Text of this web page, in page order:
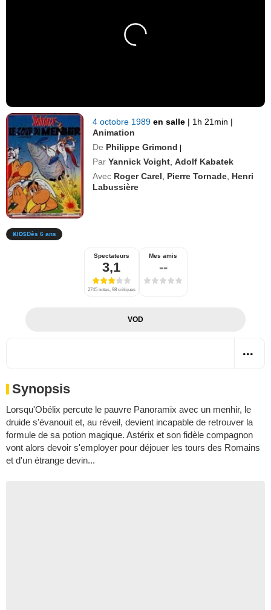
4 octobre 1989en salle | 1h 21min |
Animation
De Philippe Grimond |
Par Yannick Voight ,Adolf Kabatek
Avec Roger Carel Pierre Tornade Henri
Labussière
Dès 6 ans
Spectateurs
3,1
2745 notes, 98 critiques
Mes amis
--
VOD
Synopsis
Lorsqu'Obélix percute le pauvre Panoramix avec un menhir, le
druide s'évanouit et, au réveil, devient incapable de retrouver la
formule de sa potion magique. Astérix et son fidèle compagnon
vont alors devoir s'employer pour déjouer les tours des Romains
et d'un étrange devin...